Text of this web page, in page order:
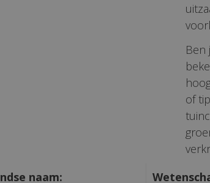
Ben
of
naam: